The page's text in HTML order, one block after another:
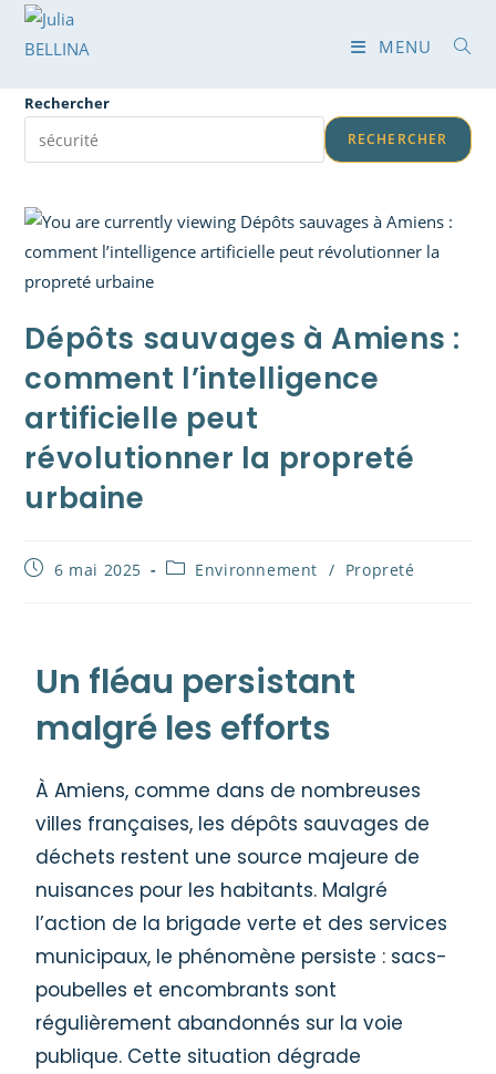
MENU
Rechercher
RECHERCHER
Dépôts sauvages à Amiens :
comment l’intelligence
artificielle peut
révolutionner la propreté
urbaine
6 mai 2025 Environnement / Propreté
Un fléau persistant
malgré les efforts
À Amiens, comme dans de nombreuses
villes françaises, les dépôts sauvages de
déchets restent une source majeure de
nuisances pour les habitants. Malgré
l’action de la brigade verte et des services
municipaux, le phénomène persiste : sacs-
poubelles et encombrants sont
régulièrement abandonnés sur la voie
publique. Cette situation dégrade